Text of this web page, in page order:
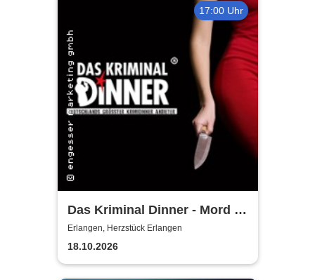
17:00 Uhr
Das Kriminal Dinner - Mord &
Tod - im Gasthof zur
Zapfsäule
Erlangen, Herzstück Erlangen
18.10.2026